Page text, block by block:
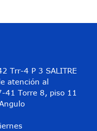
Trr-4 P 3 SALITRE
atención al
41 Torre 8, piso 11